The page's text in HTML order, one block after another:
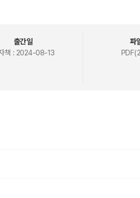
험서를 본다면 자격증 취득에 도움이 될 것을
」(2024.4, 교보문고)을 요약하여 개인정보 보
분들께 감사드리며, 본 교재가 개인정보 보호
되기를 바랍니다.
출간일
책 : 2024-08-13
파